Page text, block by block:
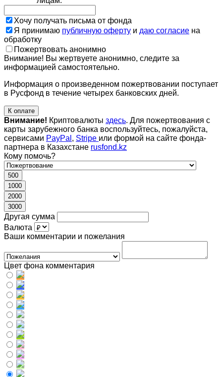
Хочу получать письма от фонда
Я принимаю публичную оферту и даю согласие на
обработку
Пожертвовать анонимно
Внимание! Вы жертвуете анонимно, следите за
информацией самостоятельно.
Информация о произведенном пожертвовании поступает
в Русфонд в течение четырех банковских дней.
К оплате
Внимание! Криптовалюты здесь. Для пожертвования с
карты зарубежного банка воспользуйтесь, пожалуйста,
сервисами PayPal , Stripe или формой на сайте фонда-
партнера в Казахстане rusfond.kz
Кому помочь?
500
1000
2000
3000
Другая сумма
Валюта
Ваши комментарии и пожелания
Цвет фона комментария